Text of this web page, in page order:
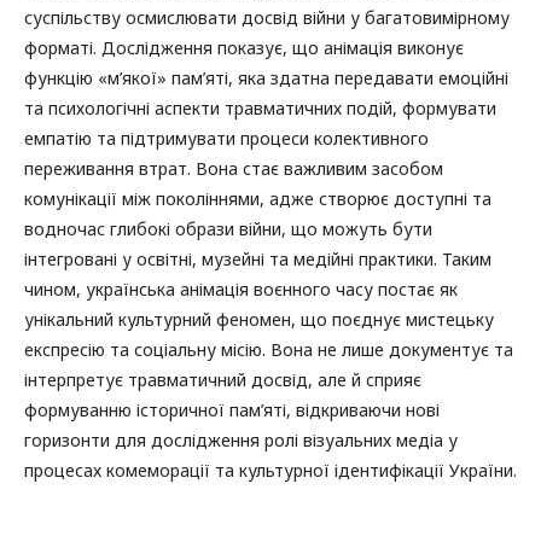
суспільству осмислювати досвід війни у багатовимірному
форматі. Дослідження показує, що анімація виконує
функцію «м’якої» пам’яті, яка здатна передавати емоційні
та психологічні аспекти травматичних подій, формувати
емпатію та підтримувати процеси колективного
переживання втрат. Вона стає важливим засобом
комунікації між поколіннями, адже створює доступні та
водночас глибокі образи війни, що можуть бути
інтегровані у освітні, музейні та медійні практики. Таким
чином, українська анімація воєнного часу постає як
унікальний культурний феномен, що поєднує мистецьку
експресію та соціальну місію. Вона не лише документує та
інтерпретує травматичний досвід, але й сприяє
формуванню історичної пам’яті, відкриваючи нові
горизонти для дослідження ролі візуальних медіа у
процесах комеморації та культурної ідентифікації України.